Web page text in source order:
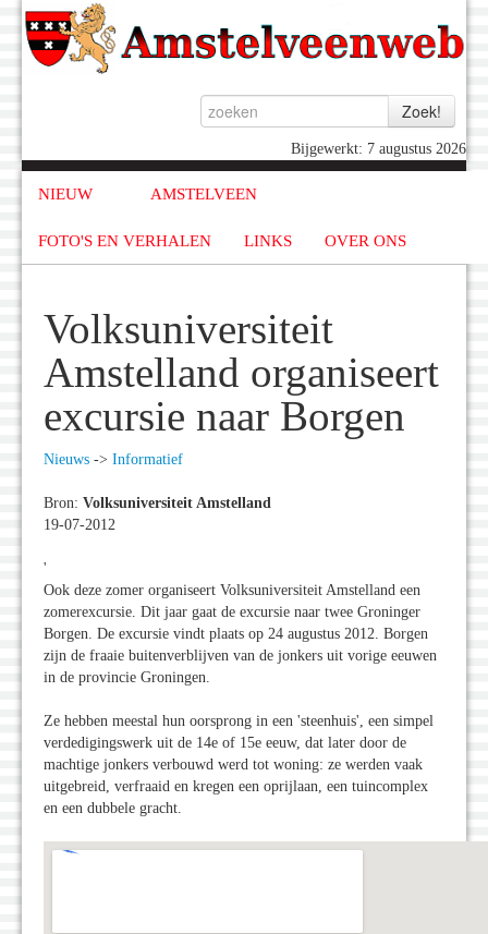
Bijgewerkt: 7 augustus 2026
NIEUW AMSTELVEEN
FOTO'S EN VERHALEN LINKS OVER ONS
Volksuniversiteit
Amstelland organiseert
excursie naar Borgen
Nieuws -> Informatief
Bron: Volksuniversiteit Amstelland
19-07-2012
'
Ook deze zomer organiseert Volksuniversiteit Amstelland een
zomerexcursie. Dit jaar gaat de excursie naar twee Groninger
Borgen. De excursie vindt plaats op 24 augustus 2012. Borgen
zijn de fraaie buitenverblijven van de jonkers uit vorige eeuwen
in de provincie Groningen.
Ze hebben meestal hun oorsprong in een 'steenhuis', een simpel
verdedigingswerk uit de 14e of 15e eeuw, dat later door de
machtige jonkers verbouwd werd tot woning: ze werden vaak
uitgebreid, verfraaid en kregen een oprijlaan, een tuincomplex
en een dubbele gracht.